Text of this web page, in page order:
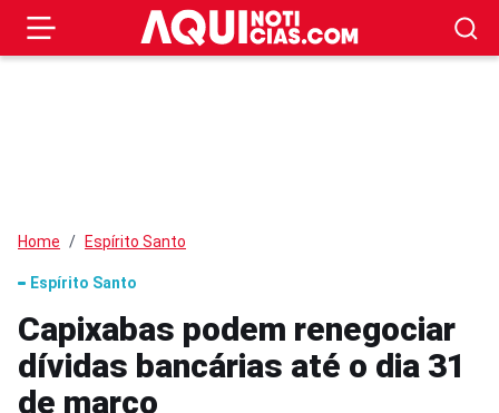
Home Espírito Santo
Espírito Santo
Capixabas podem renegociar
dívidas bancárias até o dia 31
de março